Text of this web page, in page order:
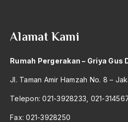
Alamat Kami
Rumah Pergerakan – Griya Gus
Jl. Taman Amir Hamzah No. 8 –
Telepon: 021-3928233, 021-
Fax: 021-3928250